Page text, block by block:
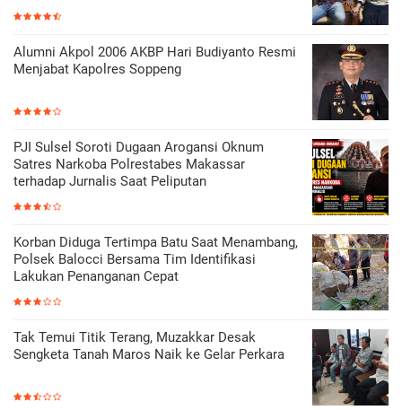
Alumni Akpol 2006 AKBP Hari Budiyanto Resmi
Menjabat Kapolres Soppeng
PJI Sulsel Soroti Dugaan Arogansi Oknum
Satres Narkoba Polrestabes Makassar
terhadap Jurnalis Saat Peliputan
Korban Diduga Tertimpa Batu Saat Menambang,
Polsek Balocci Bersama Tim Identifikasi
Lakukan Penanganan Cepat
Tak Temui Titik Terang, Muzakkar Desak
Sengketa Tanah Maros Naik ke Gelar Perkara